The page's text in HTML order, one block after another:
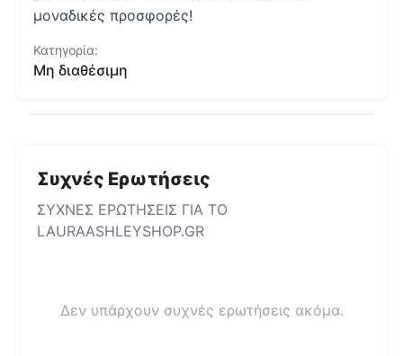
μοναδικές προσφορές!
Κατηγορία:
Μη διαθέσιμη
Συχνές Ερωτήσεις
ΣΥΧΝΕΣ ΕΡΩΤΗΣΕΙΣ ΓΙΑ ΤΟ
LAURAASHLEYSHOP.GR
Δεν υπάρχουν συχνές ερωτήσεις ακόμα.